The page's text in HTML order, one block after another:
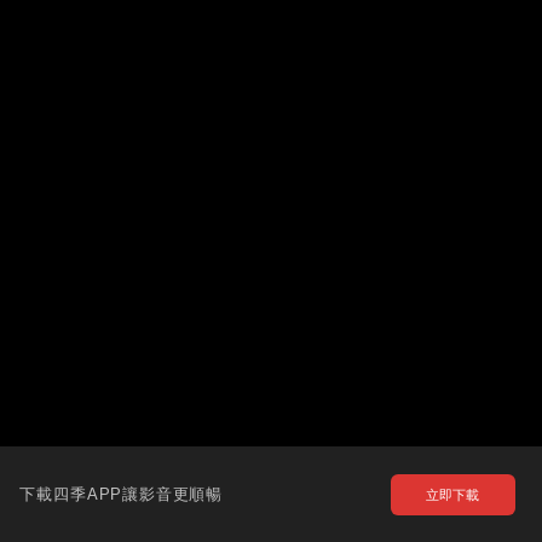
下載四季APP讓影音更順暢 立即下載